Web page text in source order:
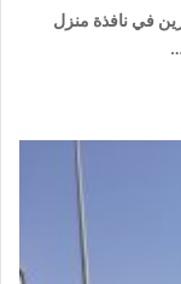
في نافذة منزل